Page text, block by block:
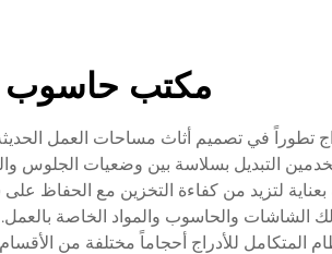
مكتب حاسوب
تطوراً في تصميم أثاث مساحات العمل
التبديل بسلاسة بين وضعيات
لتزيد من كفاءة التخزين مع الحفاظ على
رطلاً بما في ذلك الشاشات والحاسوب والمواد
المتكامل للأدراج أحجاماً مختلفة من